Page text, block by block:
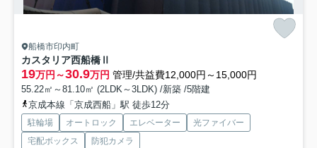
船橋市印内町
カスタリア西船橋Ⅱ
19万円～30.9万円 管理/共益費12,000円～15,000円
55.22㎡～81.10㎡ (2LDK～3LDK) /新築 /5階建
京成本線「京成西船」駅 徒歩12分
駐輪場 オートロック エレベーター
光ファイバー
宅配ボックス
防犯カメラ